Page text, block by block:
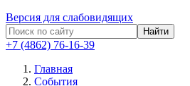
Версия для слабовидящих
Найти
+7 (4862) 76-16-39
Главная
События